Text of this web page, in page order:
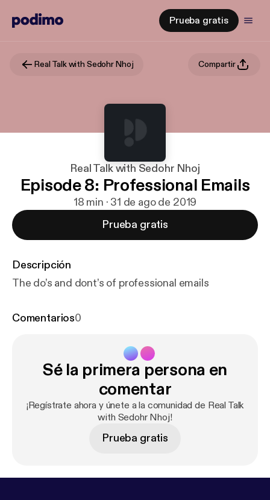
Prueba gratis
Real Talk with Sedohr Nhoj Compartir
Real Talk with Sedohr Nhoj
Episode 8: Professional Emails
18 min · 31 de ago de 2019
Prueba gratis
Descripción
The do’s and dont’s of professional emails
Comentarios0
Sé la primera persona en
comentar
¡Regístrate ahora y únete a la comunidad de Real Talk
with Sedohr Nhoj!
Prueba gratis